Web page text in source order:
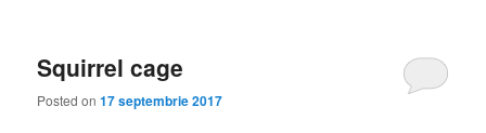
Squirrel cage
Posted on17 septembrie 2017